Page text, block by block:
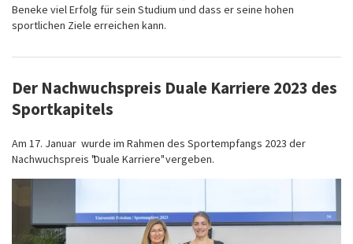
Beneke viel Erfolg für sein Studium und dass er seine hohen
sportlichen Ziele erreichen kann.
Der Nachwuchspreis Duale Karriere 2023 des
Sportkapitels
Am 17. Januar wurde im Rahmen des Sportempfangs 2023 der
Nachwuchspreis "Duale Karriere" vergeben.